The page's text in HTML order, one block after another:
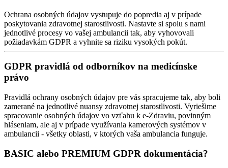
Ochrana osobných údajov vystupuje do popredia aj v prípade
poskytovania zdravotnej starostlivosti. Nastavte si spolu s nami
jednotlivé procesy vo vašej ambulancii tak, aby vyhovovali
požiadavkám GDPR a vyhnite sa riziku vysokých pokút.
GDPR pravidlá od odborníkov na medicínske
právo
Pravidlá ochrany osobných údajov pre vás spracujeme tak, aby boli
zamerané na jednotlivé nuansy zdravotnej starostlivosti. Vyriešime
spracovanie osobných údajov vo vzťahu k e-Zdraviu, povinným
hláseniam, ale aj v prípade využívania kamerových systémov v
ambulancii - všetky oblasti, v ktorých vaša ambulancia funguje.
BASIC alebo PREMIUM GDPR dokumentácia?